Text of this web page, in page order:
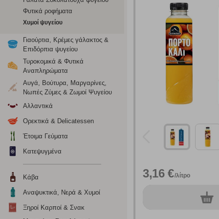
Φυτικά ροφήματα
Χυμοί ψυγείου
Γιαούρτια, Κρέμες γάλακτος &
Επιδόρπια ψυγείου
Τυροκομικά & Φυτικά
Αναπληρώματα
Αυγά, Βούτυρα, Μαργαρίνες,
Νωπές Ζύμες & Ζωμοί Ψυγείου
Αλλαντικά
Ορεκτικά & Delicatessen
Έτοιμα Γεύματα
Κατεψυγμένα
Κάβα
Αναψυκτικά, Νερά & Χυμοί
Ξηροί Καρποί & Σνακ
3,16 €/λίτρο
0τεμ.
Ενημέρωση